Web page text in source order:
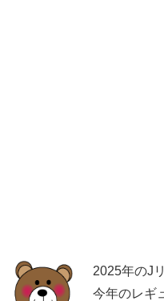
2025年のJ
今年のレギ